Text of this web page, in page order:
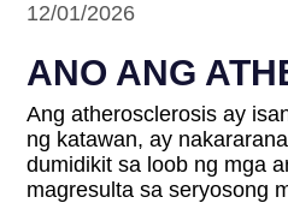
12/01/2026
ANO ANG
Ang atherosclerosis ay
ng katawan, ay
dumidikit sa loob ng mga
magresulta sa seryosong